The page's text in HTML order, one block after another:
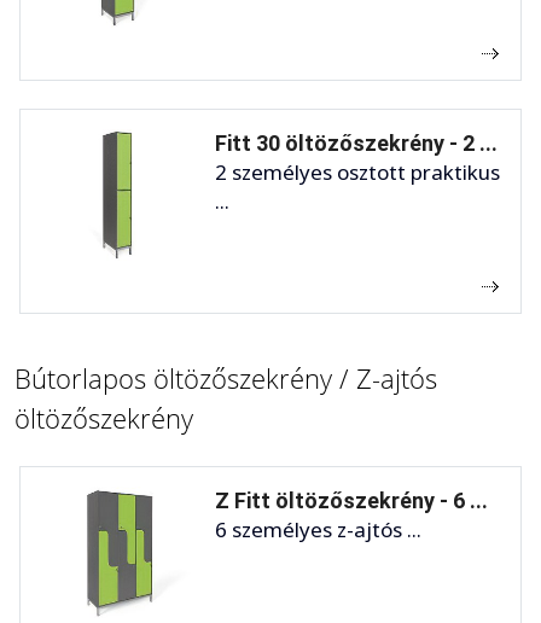
Fitt 30 öltözőszekrény - 2 ...
2 személyes osztott praktikus
...
Bútorlapos öltözőszekrény / Z-ajtós
öltözőszekrény
Z Fitt öltözőszekrény - 6 ...
6 személyes z-ajtós ...